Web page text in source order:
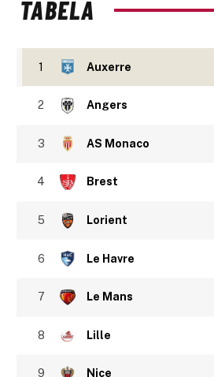
TABELA
1 Auxerre
2 Angers
3 AS Monaco
4 Brest
5 Lorient
6 Le Havre
7 Le Mans
8 Lille
9 Nice